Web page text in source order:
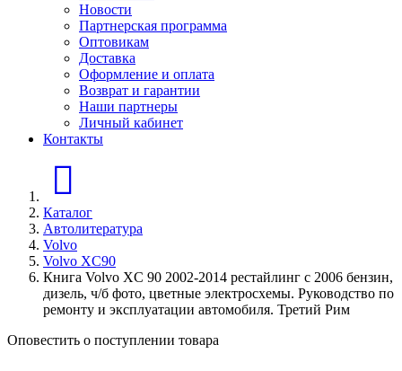
Новости
Партнерская программа
Оптовикам
Доставка
Оформление и оплата
Возврат и гарантии
Наши партнеры
Личный кабинет
Контакты
Каталог
Автолитература
Volvo
Volvo XC90
Книга Volvo XC 90 2002-2014 рестайлинг с 2006 бензин,
дизель, ч/б фото, цветные электросхемы. Руководство по
ремонту и эксплуатации автомобиля. Третий Рим
Оповестить о поступлении товара